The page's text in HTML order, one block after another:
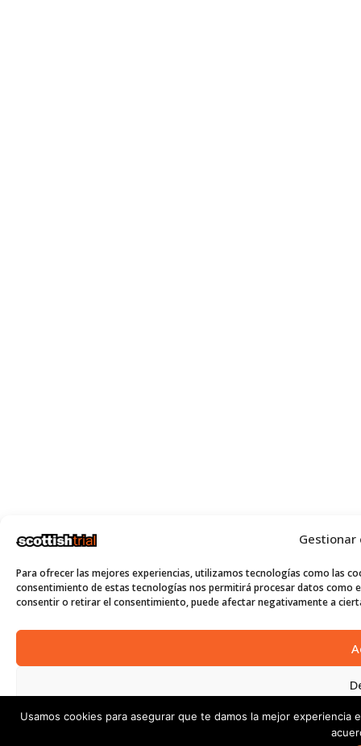
Para ofrecer las mejores experiencias, utilizamos tecnologías como las
consentimiento de estas tecnologías nos permitirá procesar datos como
consentir o retirar el consentimiento, puede afectar negativamente a
Ver
Usamos cookies para asegurar que te damos la mejor